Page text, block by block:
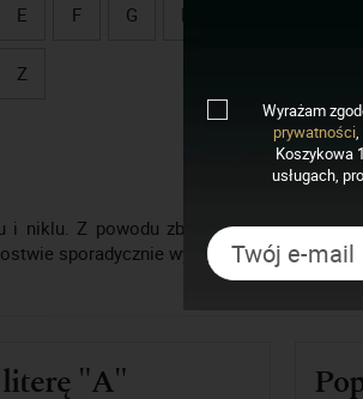
E F G H
Z
i niklu. Z powodu zbliżonego wyglądu
sporadycznie wykorzystywany przy
literę "A"
Wyrażam
prywatności,
Koszykowa
usługach,